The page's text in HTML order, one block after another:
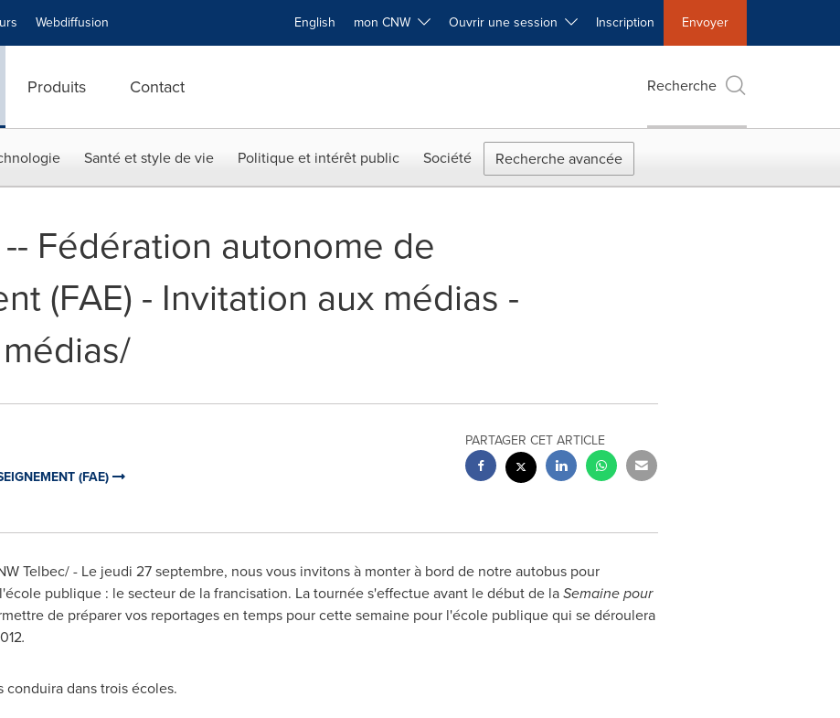
Webdiffusion English mon CNW Ouvrir une session Inscription Envoyer
Produits Contact Recherche
Santé et style de vie Politique et intérêt public Société Recherche avancée
-- Fédération autonome de
(FAE) - Invitation aux médias -
(FAE)
PARTAGER CET ARTICLE
Telbec/ - Le jeudi 27 septembre, nous vous invitons à monter à bord de notre autobus pour
publique : le secteur de la francisation. La tournée s'effectue avant le début de laSemaine pour
de préparer vos reportages en temps pour cette semaine pour l'école publique qui se déroulera
.
dans trois écoles.